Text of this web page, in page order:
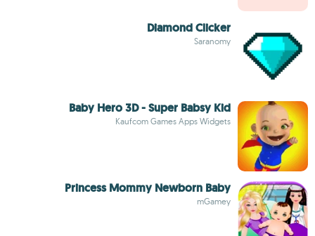
Diamond Clicker
Saranomy
Baby Hero 3D - Super Babsy Kid
Kaufcom Games Apps Widgets
Princess Mommy Newborn Baby
mGamey